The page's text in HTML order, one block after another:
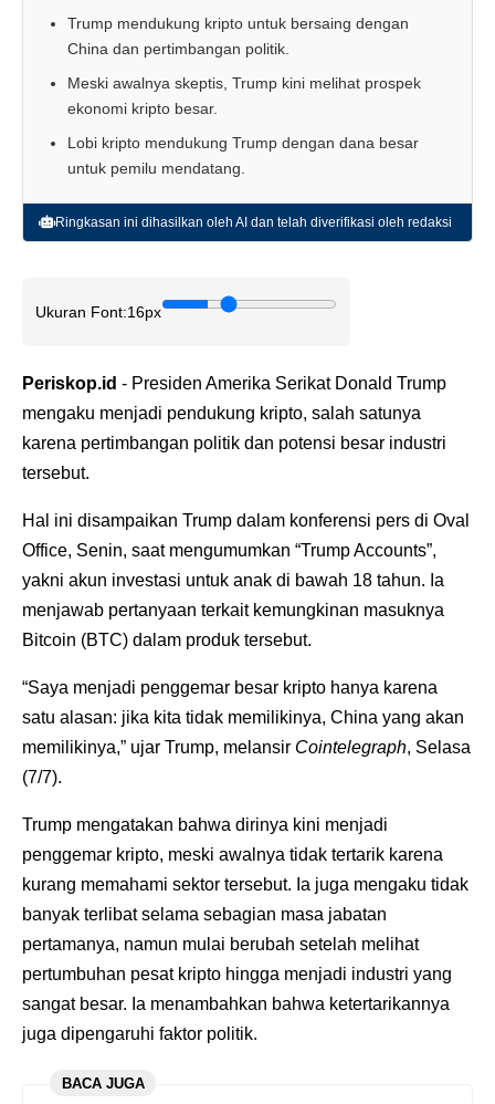
Trump mendukung kripto untuk bersaing dengan
China dan pertimbangan politik.
Meski awalnya skeptis, Trump kini melihat prospek
ekonomi kripto besar.
Lobi kripto mendukung Trump dengan dana besar
untuk pemilu mendatang.
Ringkasan ini dihasilkan oleh AI dan telah diverifikasi oleh redaksi
Ukuran Font:16px
Periskop.id - Presiden Amerika Serikat Donald Trump
mengaku menjadi pendukung kripto, salah satunya
karena pertimbangan politik dan potensi besar industri
tersebut.
Hal ini disampaikan Trump dalam konferensi pers di Oval
Office, Senin, saat mengumumkan “Trump Accounts”,
yakni akun investasi untuk anak di bawah 18 tahun. Ia
menjawab pertanyaan terkait kemungkinan masuknya
Bitcoin (BTC) dalam produk tersebut.
“Saya menjadi penggemar besar kripto hanya karena
satu alasan: jika kita tidak memilikinya, China yang akan
memilikinya,” ujar Trump, melansir Cointelegraph, Selasa
(7/7).
Trump mengatakan bahwa dirinya kini menjadi
penggemar kripto, meski awalnya tidak tertarik karena
kurang memahami sektor tersebut. Ia juga mengaku tidak
banyak terlibat selama sebagian masa jabatan
pertamanya, namun mulai berubah setelah melihat
pertumbuhan pesat kripto hingga menjadi industri yang
sangat besar. Ia menambahkan bahwa ketertarikannya
juga dipengaruhi faktor politik.
BACA JUGA